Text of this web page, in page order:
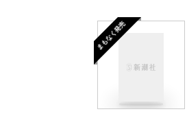
まもなく発売